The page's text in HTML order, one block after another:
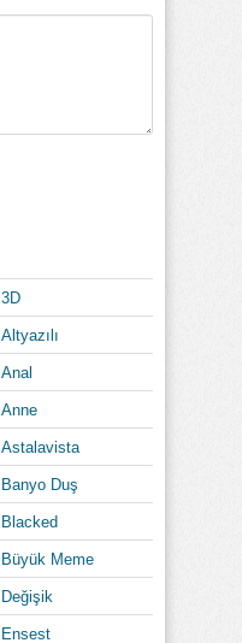
3D
Altyazılı
Anal
Anne
Astalavista
Banyo Duş
Blacked
Büyük Meme
Değişik
Ensest